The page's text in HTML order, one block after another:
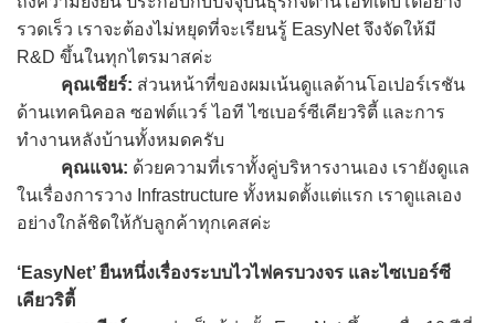
รวดเร็ว เราจะต้องไม่หยุดที่จะเรียนรู้ EasyNet จึงจัดให้มี
R&D ขึ้นในทุกไตรมาสค่ะ
คุณเชียร์: ส่วนหน้าที่ของผมเน้นดูแลด้านโอเปอร์เรชัน
ด้านเทคนิคอล ซอฟต์แวร์ ไอที ไซเบอร์ซีเคียวริตี้ และการ
ทำงานหลังบ้านทั้งหมดครับ
คุณแจน: ด้วยความที่เราทั้งคู่บริหารงานเอง เรายังดูแล
ในเรื่องการวาง Infrastructure ทั้งหมดตั้งแต่แรก เราดูแลเอง
อย่างใกล้ชิดให้กับลูกค้าทุกเคสค่ะ
‘EasyNet’ ยืนหนึ่งเรื่องระบบไวไฟครบวงจร และไซเบอร์ซี
เคียวริตี้